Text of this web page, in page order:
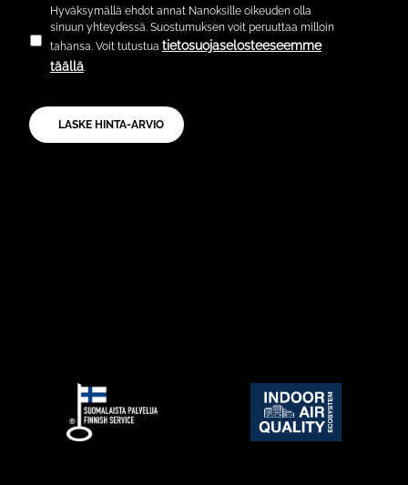
Hyväksymällä ehdot annat Nanoksille oikeuden olla
sinuun yhteydessä. Suostumuksen voit peruuttaa milloin
tahansa. Voit tutustua tietosuojaselosteeseemme
täällä.